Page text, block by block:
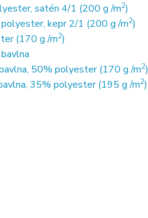
satén 4/1 (200 g /m2)
kepr 2/1 (200 g /m2)
(170 g /m2)
50% polyester (170 g /m2)
35% polyester (195 g /m2)